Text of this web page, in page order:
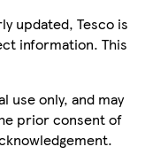
updated, Tesco is
information. This
use only, and may
prior consent of